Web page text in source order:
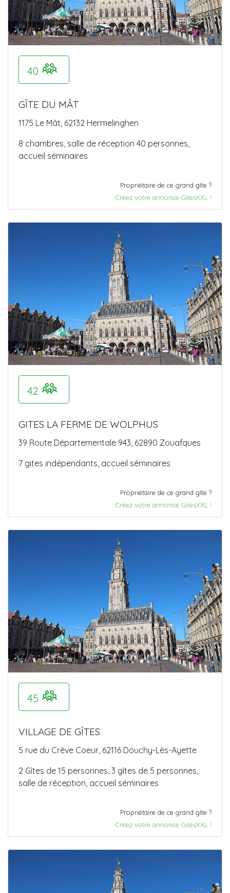
40
GÎTE DU MÂT
1175 Le Mât, 62132 Hermelinghen
8 chambres, salle de réception 40 personnes,
accueil séminaires
Propriétaire de ce grand gîte ?
Créez votre annonce GitesXXL !
42
GITES LA FERME DE WOLPHUS
39 Route Départementale 943, 62890 Zouafques
7 gites indépendants, accueil séminaires
Propriétaire de ce grand gîte ?
Créez votre annonce GitesXXL !
45
VILLAGE DE GÎTES
5 rue du Crève Coeur, 62116 Douchy-Lès-Ayette
2 Gîtes de 15 personnes, 3 gîtes de 5 personnes,
salle de réception, accueil séminaires
Propriétaire de ce grand gîte ?
Créez votre annonce GitesXXL !